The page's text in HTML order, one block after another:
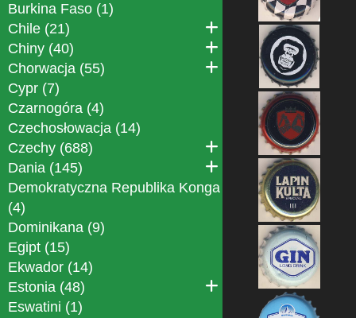
Burkina Faso (1)
Chile (21)
Chiny (40)
Chorwacja (55)
Cypr (7)
Czarnogóra (4)
Czechosłowacja (14)
Czechy (688)
Dania (145)
Demokratyczna Republika Konga
(4)
Dominikana (9)
Egipt (15)
Ekwador (14)
Estonia (48)
Eswatini (1)